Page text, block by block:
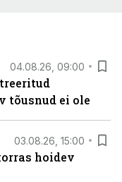
04.08.26, 09:00
tõusnud ei ole
03.08.26, 15:00
hoidev